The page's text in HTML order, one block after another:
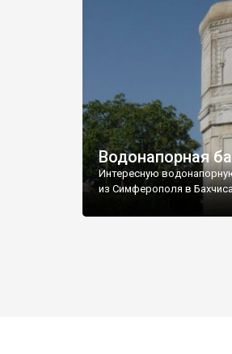
Водонапорная
Интересную
из Симферополя в